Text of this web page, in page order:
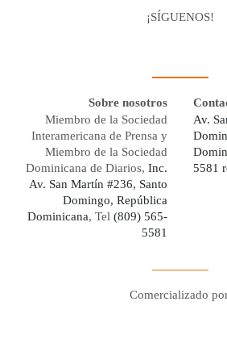
¡SÍGUENOS!
Sobre nosotros
Miembro de la Sociedad
Interamericana de Prensa y
Miembro de la Sociedad
Dominicana de Diarios, Inc.
Av. San Martín #236, Santo
Domingo, República
Dominicana, Tel (809) 565-
5581
Av.
5581
Comercializado